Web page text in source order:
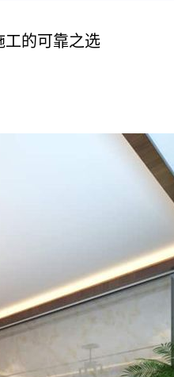
工的可靠之选